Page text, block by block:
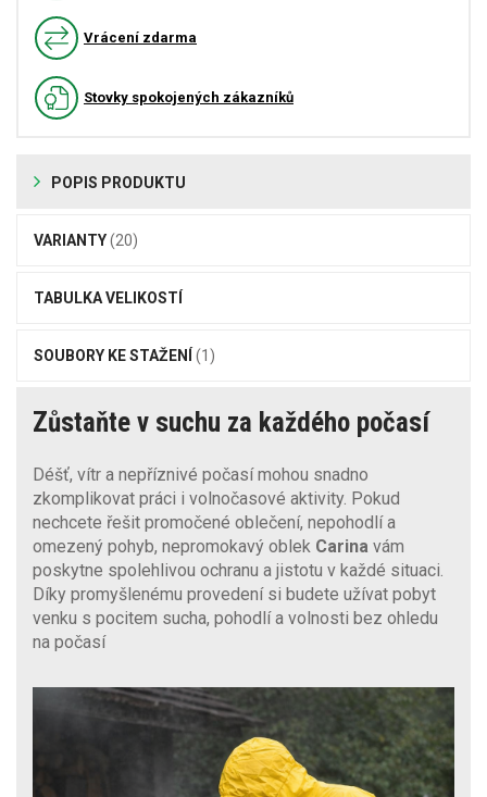
Vrácení zdarma
Stovky spokojených zákazníků
POPIS PRODUKTU
VARIANTY(20)
TABULKA VELIKOSTÍ
SOUBORY KE STAŽENÍ (1)
Zůstaňte v suchu za každého počasí
Déšť, vítr a nepříznivé počasí mohou snadno
zkomplikovat práci i volnočasové aktivity. Pokud
nechcete řešit promočené oblečení, nepohodlí a
omezený pohyb, nepromokavý oblek Carina vám
poskytne spolehlivou ochranu a jistotu v každé situaci.
Díky promyšlenému provedení si budete užívat pobyt
venku s pocitem sucha, pohodlí a volnosti bez ohledu
na počasí